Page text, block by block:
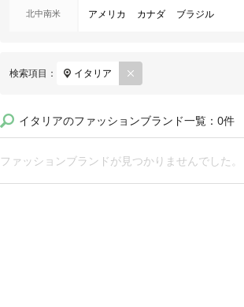
北中南米 アメリカ カナダ ブラジル
検索項目： イタリア
REM
OVE
イタリアのファッションブランド一覧：0件
ファッションブランドが見つかりませんでした。